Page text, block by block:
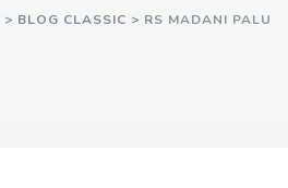
> BLOG CLASSIC > RS MADANI PALU